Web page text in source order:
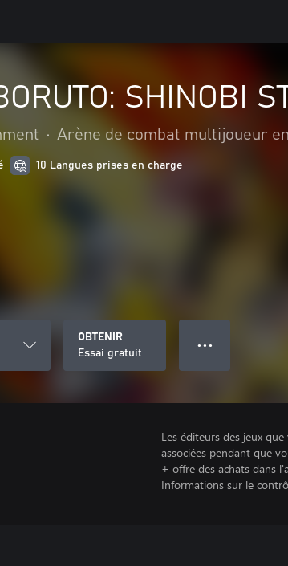
SHINOBI
• Arène de combat multijoueur
10 Langues prises en charge
OBTENIR
Essai gratuit
● ● ●
Les éditeurs des jeux
associées pendant que
+ offre des achats dans
Informations sur le